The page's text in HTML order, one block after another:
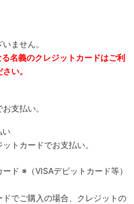
ません。
名義のクレジットカードはご利
い。
支払い。
い
トカードでお支払い。
ード ※（VISAデビットカード等）
でご購入の場合、クレジットの